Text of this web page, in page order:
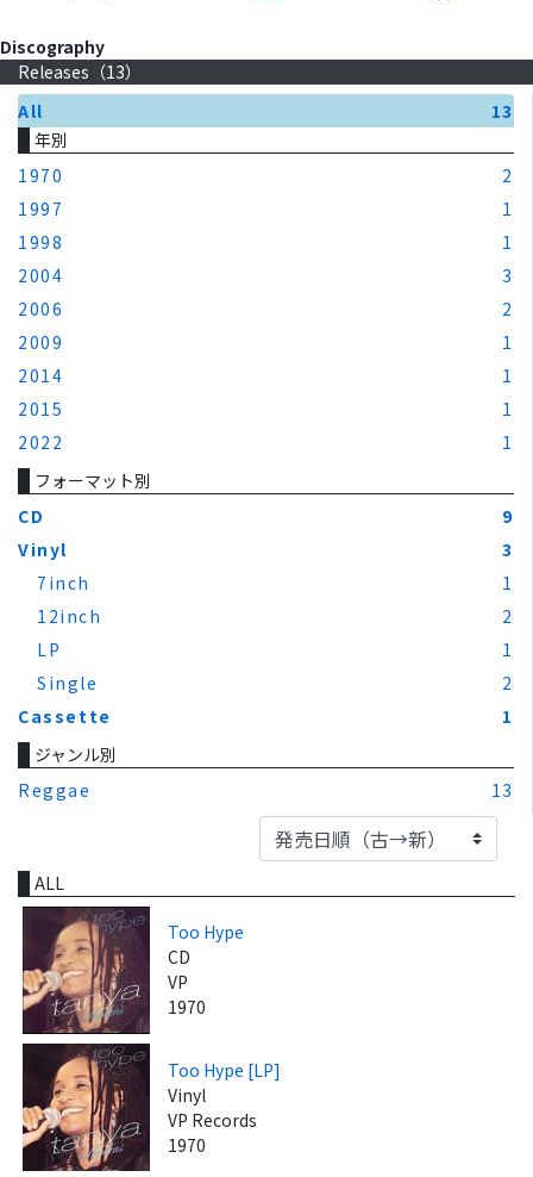
Discography
Releases（13）
All
13
年別
1970
2
1997
1
1998
1
2004
3
2006
2
2009
1
2014
1
2015
1
2022
1
フォーマット別
CD
9
Vinyl
3
7inch
1
12inch
2
LP
1
Single
2
Cassette
1
ジャンル別
Reggae
13
ALL
Too Hype
CD
VP
1970
Too Hype [LP]
Vinyl
VP Records
1970